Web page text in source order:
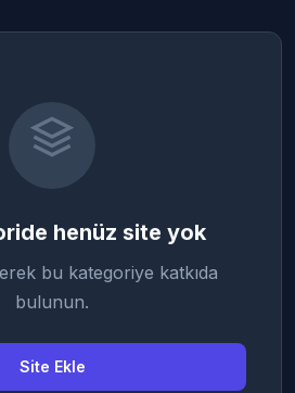
henüz site yok
bu kategoriye katkıda
bulunun.
Site Ekle